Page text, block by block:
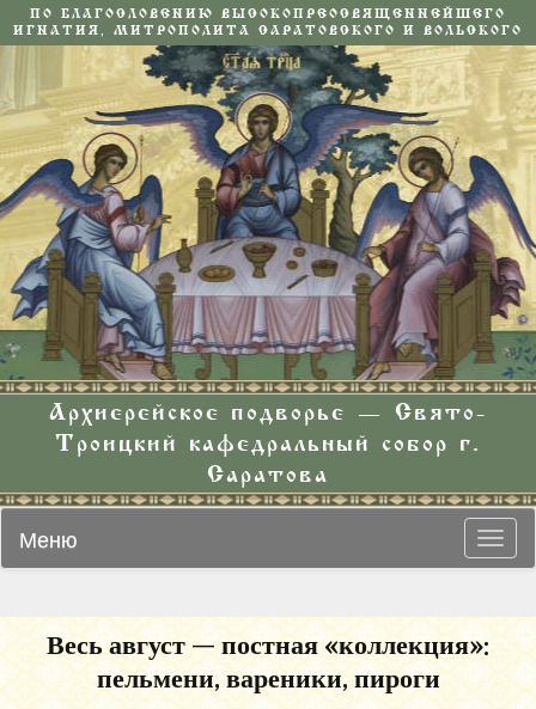
ПО БЛАГОСЛОВЕНИЮ ВЫСОКОПРЕОСВЯЩЕННЕЙШЕГО
ИГНАТИЯ, МИТРОПОЛИТА САРАТОВСКОГО И ВОЛЬСКОГО
Архиерейское подворье — Свято-
Троицкий кафедральный собор г.
Саратова
Меню
Весь август — постная «коллекция»:
пельмени, вареники, пироги